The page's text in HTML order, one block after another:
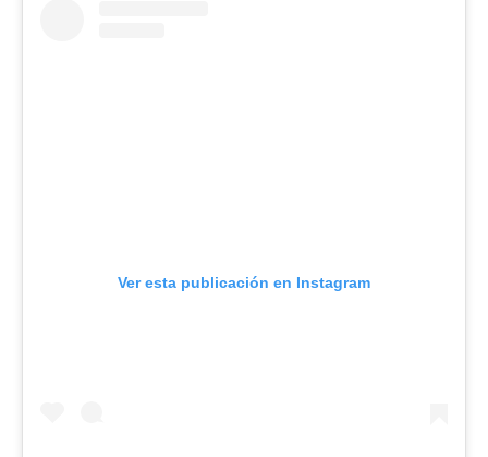
Ver esta publicación en Instagram